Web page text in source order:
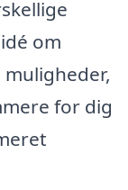
om
for dig